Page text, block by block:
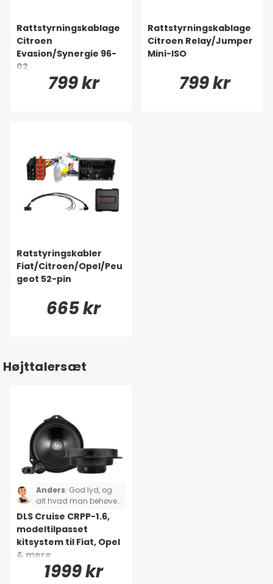
Rattstyrningskablage
Citroen
Evasion/Synergie 96-
02
799 kr
Rattstyrningskablage
Citroen Relay/Jumper
Mini-ISO
799 kr
Ratstyringskabler
Fiat/Citroen/Opel/Peu
geot 52-pin
665 kr
Højttalersæt
Anders: God lyd, og
alt hvad man behøver
er virkelig inkluderet.
DLS Cruise CRPP-1.6,
modeltilpasset
kitsystem til Fiat, Opel
& mere
1999 kr